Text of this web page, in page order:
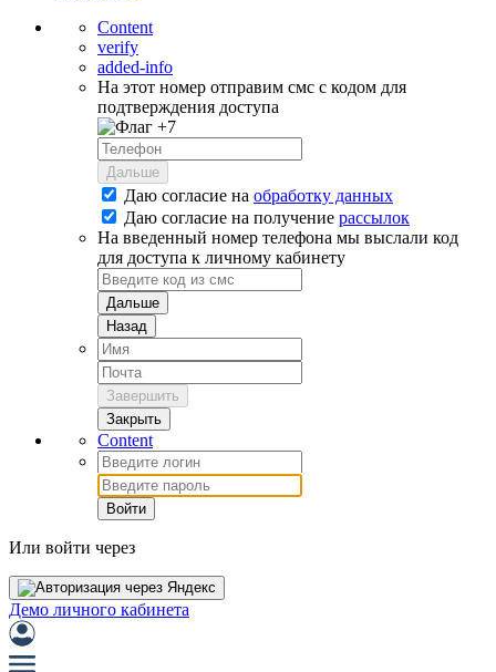
Content
verify
added-info
На этот номер отправим смс с кодом для
подтверждения доступа
+7
Дальше
Даю согласие на обработку данных
Даю согласие на получение рассылок
На введенный номер телефона мы выслали код
для доступа к личному кабинету
Дальше
Назад
Завершить
Закрыть
Content
Войти
Или войти через
Демо личного кабинета